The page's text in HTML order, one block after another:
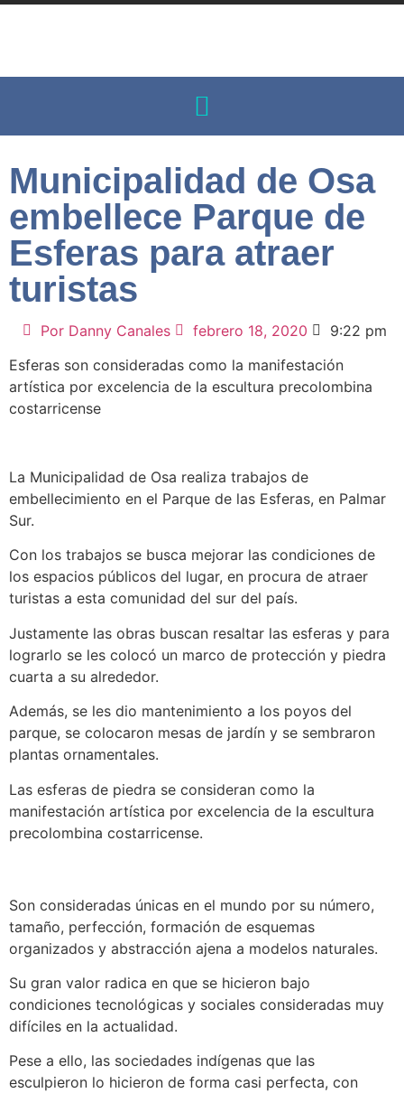
Municipalidad de Osa
embellece Parque de
Esferas para atraer
turistas
PorDanny Canales febrero 18, 2020
9:22 pm
Esferas son consideradas como la manifestación
artística por excelencia de la escultura precolombina
costarricense
La Municipalidad de Osa realiza trabajos de
embellecimiento en el Parque de las Esferas, en Palmar
Sur.
Con los trabajos se busca mejorar las condiciones de
los espacios públicos del lugar, en procura de atraer
turistas a esta comunidad del sur del país.
Justamente las obras buscan resaltar las esferas y para
lograrlo se les colocó un marco de protección y piedra
cuarta a su alrededor.
Además, se les dio mantenimiento a los poyos del
parque, se colocaron mesas de jardín y se sembraron
plantas ornamentales.
Las esferas de piedra se consideran como la
manifestación artística por excelencia de la escultura
precolombina costarricense.
Son consideradas únicas en el mundo por su número,
tamaño, perfección, formación de esquemas
organizados y abstracción ajena a modelos naturales.
Su gran valor radica en que se hicieron bajo
condiciones tecnológicas y sociales consideradas muy
difíciles en la actualidad.
Pese a ello, las sociedades indígenas que las
esculpieron lo hicieron de forma casi perfecta, con